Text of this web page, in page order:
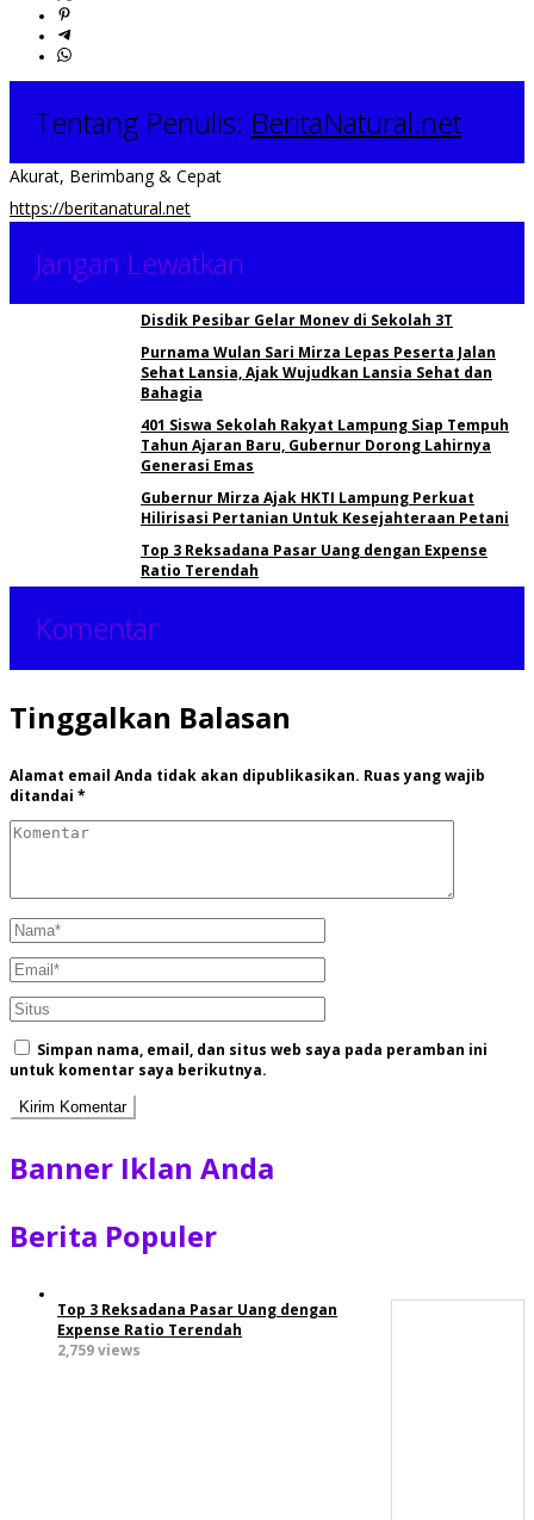
Tentang Penulis: BeritaNatural.net
Akurat, Berimbang & Cepat
https://beritanatural.net
Jangan Lewatkan
Disdik Pesibar Gelar Monev di Sekolah 3T
Purnama Wulan Sari Mirza Lepas Peserta Jalan
Sehat Lansia, Ajak Wujudkan Lansia Sehat dan
Bahagia
401 Siswa Sekolah Rakyat Lampung Siap Tempuh
Tahun Ajaran Baru, Gubernur Dorong Lahirnya
Generasi Emas
Gubernur Mirza Ajak HKTI Lampung Perkuat
Hilirisasi Pertanian Untuk Kesejahteraan Petani
Top 3 Reksadana Pasar Uang dengan Expense
Ratio Terendah
Komentar
Tinggalkan Balasan
Alamat email Anda tidak akan dipublikasikan. Ruas yang wajib
ditandai *
Simpan nama, email, dan situs web saya pada peramban ini
untuk komentar saya berikutnya.
Banner Iklan Anda
Berita Populer
Top 3 Reksadana Pasar Uang dengan
Expense Ratio Terendah
2,759 views